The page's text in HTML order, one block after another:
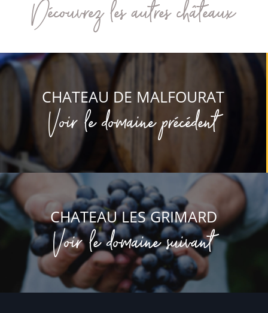
Découvrez les autres châteaux
CHATEAU DE MALFOURAT
Voir le domaine précédent
CHATEAU LES GRIMARD
Voir le domaine suivant